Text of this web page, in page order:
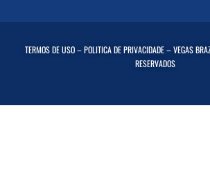
TERMOS DE USO–POLITICA DE PRIVACIDADE– VEGAS
RESERVADOS